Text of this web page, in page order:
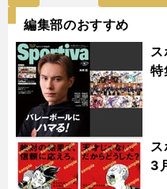
編集部のおすすめ
3